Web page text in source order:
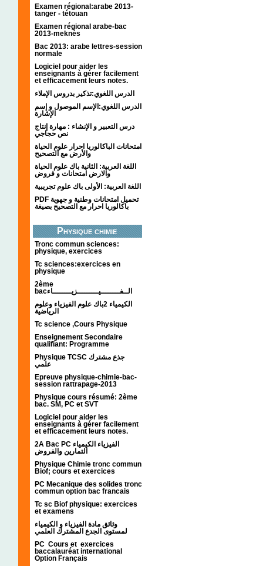
Examen régional:arabe 2013-
tanger - tétouan
Examen régional arabe-bac
2013-meknès
Bac 2013: arabe lettres-session
normale
Logiciel pour aider les
enseignants à gérer facilement
et efficacement leurs notes.
الدرس اللغوي:تذكير بدروس الإملاء
الدرس اللغوي:الإسم الموصول و إسم
الإشارة
درس التعبير و الإنشاء : مهارة إنتاج
نص حجاجي
امتحانات الباكالوريا احرار علوم الحياة
والأرض مع التصحيح
اللغة العربية: الثانية باك علوم الحياة
والارض امتحانات و فروض
اللغة العربية: الأولى باك علوم تجريبية
PDF تحميل امتحانات وطنية و جهوية
باكالوريا احرار مع التصحيح بصيغة
Physique chimie
Tronc commun sciences:
physique, exercices
Tc sciences:exercices en
physique
2ème
bacالــفــــــــيـــــــــزيــــــــاء
الكيمياء 2باك علوم الفيزياء وعلوم
الرياضية
Tc science ,Cours Physique
Enseignement Secondaire
qualifiant: Programme
Physique TCSC جذع مشترك
علمي
Epreuve physique-chimie-bac-
session rattrapage-2013
Physique cours résumé: 2ème
bac. SM, PC et SVT
Logiciel pour aider les
enseignants à gérer facilement
et efficacement leurs notes.
2A Bac PC الفيزياء الكيمياء
التمارين والفروض
Physique Chimie tronc commun
Biof; cours et exercices
PC Mecanique des solides tronc
commun option bac francais
Tc sc Biof physique: exercices
et examens
وثائق مادة الفيزياء و الكيمياء
PC Cours et exercices
baccalauréat international
Option Français